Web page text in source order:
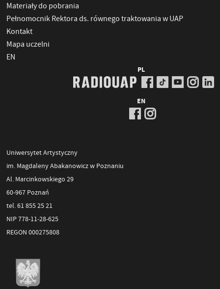
Materiały do pobrania
Pełnomocnik Rektora ds. równego traktowania w UAP
Kontakt
Mapa uczelni
EN
PL
EN
Uniwersytet Artystyczny
im. Magdaleny Abakanowicz w Poznaniu
Al. Marcinkowskiego 29
60-967 Poznań
tel. 61 855 25 21
NIP 778-11-28-625
REGON 000275808